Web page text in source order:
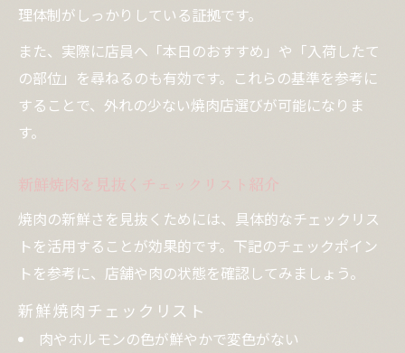
理体制がしっかりしている証拠です。
また、実際に店員へ「本日のおすすめ」や「入荷したて
の部位」を尋ねるのも有効です。これらの基準を参考に
することで、外れの少ない焼肉店選びが可能になりま
す。
新鮮焼肉を見抜くチェックリスト紹介
焼肉の新鮮さを見抜くためには、具体的なチェックリス
トを活用することが効果的です。下記のチェックポイン
トを参考に、店舗や肉の状態を確認してみましょう。
新鮮焼肉チェックリスト
肉やホルモンの色が鮮やかで変色がない